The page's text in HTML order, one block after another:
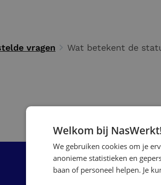
vragen Wat betekent de
Welkom bij
We gebruiken cookies om je
anonieme statistieken en
baan of personeel helpen. Je